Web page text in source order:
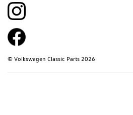
© Volkswagen Classic Parts 2026